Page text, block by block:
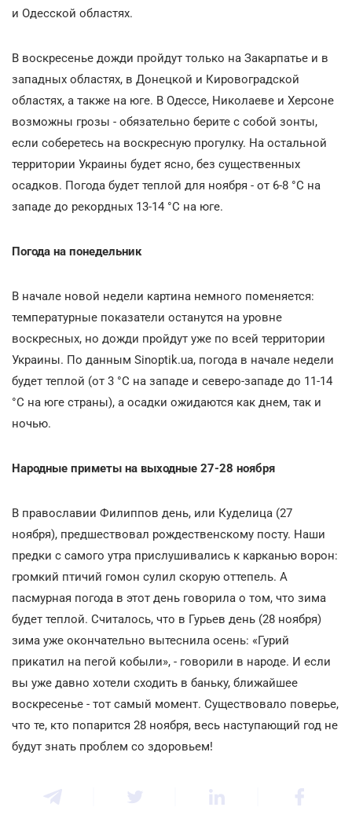
и Одесской областях.
В воскресенье дожди пройдут только на Закарпатье и в
западных областях, в Донецкой и Кировоградской
областях, а также на юге. В Одессе, Николаеве и Херсоне
возможны грозы - обязательно берите с собой зонты,
если соберетесь на воскресную прогулку. На остальной
территории Украины будет ясно, без существенных
осадков. Погода будет теплой для ноября - от 6-8 °С на
западе до рекордных 13-14 °С на юге.
Погода на понедельник
В начале новой недели картина немного поменяется:
температурные показатели останутся на уровне
воскресных, но дожди пройдут уже по всей территории
Украины. По данным Sinoptik.ua, погода в начале недели
будет теплой (от 3 °С на западе и северо-западе до 11-14
°С на юге страны), а осадки ожидаются как днем, так и
ночью.
Народные приметы на выходные 27-28 ноября
В православии Филиппов день, или Куделица (27
ноября), предшествовал рождественскому посту. Наши
предки с самого утра прислушивались к карканью ворон:
громкий птичий гомон сулил скорую оттепель. А
пасмурная погода в этот день говорила о том, что зима
будет теплой. Считалось, что в Гурьев день (28 ноября)
зима уже окончательно вытеснила осень: «Гурий
прикатил на пегой кобыли», - говорили в народе. И если
вы уже давно хотели сходить в баньку, ближайшее
воскресенье - тот самый момент. Существовало поверье,
что те, кто попарится 28 ноября, весь наступающий год не
будут знать проблем со здоровьем!